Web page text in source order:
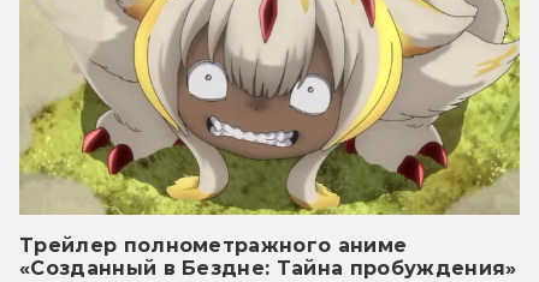
Трейлер полнометражного аниме
«Созданный в Бездне: Тайна пробуждения»